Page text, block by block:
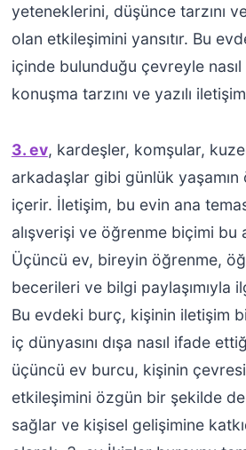
yeteneklerini, düşünce tarzını
olan etkileşimini yansıtır. Bu
içinde bulunduğu çevreyle
konuşma tarzını ve yazılı
3. ev, kardeşler, komşular,
arkadaşlar gibi günlük yaşamın
içerir. İletişim, bu evin ana
alışverişi ve öğrenme biçimi bu
Üçüncü ev, bireyin öğrenme,
becerileri ve bilgi paylaşımıyla
Bu evdeki burç, kişinin iletişim
iç dünyasını dışa nasıl ifade
üçüncü ev burcu, kişinin
etkileşimini özgün bir şekilde
sağlar ve kişisel gelişimine